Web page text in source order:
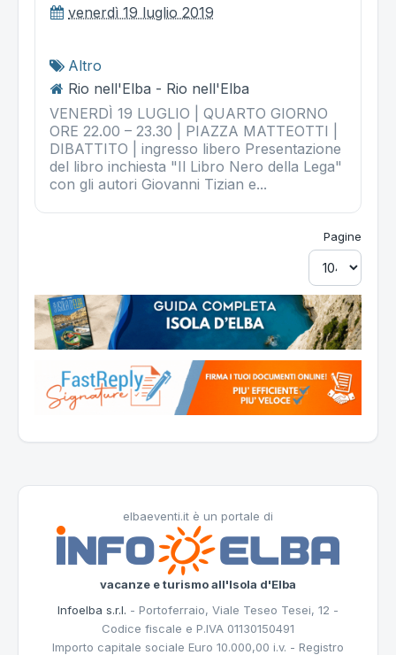
venerdì 19 luglio 2019
Altro
Rio nell'Elba - Rio nell'Elba
VENERDÌ 19 LUGLIO | QUARTO GIORNO
ORE 22.00 – 23.30 | PIAZZA MATTEOTTI |
DIBATTITO | ingresso libero Presentazione
del libro inchiesta "Il Libro Nero della Lega"
con gli autori Giovanni Tizian e...
Pagine
elbaeventi.it è un portale di
vacanze e turismo all'Isola d'Elba
Infoelba s.r.l. - Portoferraio, Viale Teseo Tesei, 12 -
Codice fiscale e P.IVA 01130150491
Importo capitale sociale Euro 10.000,00 i.v. - Registro